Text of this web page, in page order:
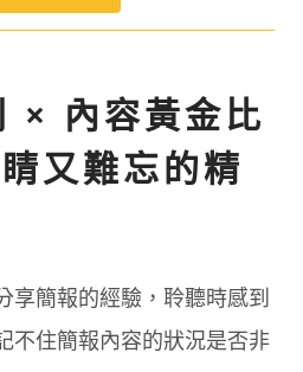
× 內容黃金比
又難忘的精
享簡報的經驗，聆聽時感到
不住簡報內容的狀況是否非